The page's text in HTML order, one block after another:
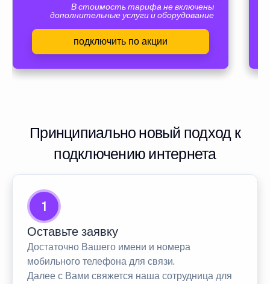
В стоимость тарифа не включены
дополнительные услуги и оборудование
подключить по акции
Принципиально новый подход к
подключению интернета
1
Оставьте заявку
Достаточно Вашего имени и номера
мобильного телефона для связи.
Далее с Вами свяжется наша сотрудница для